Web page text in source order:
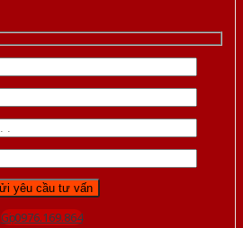
Gọi 0976.169.864